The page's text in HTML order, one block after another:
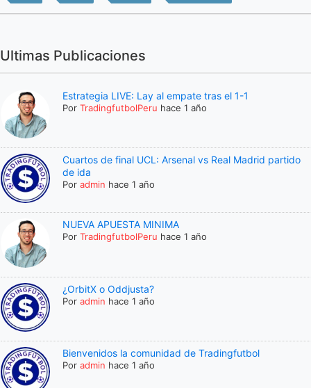
Ultimas Publicaciones
Estrategia LIVE: Lay al empate tras el 1-1
PorTradingfutbolPeru hace 1 año
Cuartos de final UCL: Arsenal vs Real Madrid partido
de ida
Poradmin hace 1 año
NUEVA APUESTA MINIMA
PorTradingfutbolPeru hace 1 año
¿OrbitX o Oddjusta?
Poradmin hace 1 año
Bienvenidos la comunidad de Tradingfutbol
Poradmin hace 1 año